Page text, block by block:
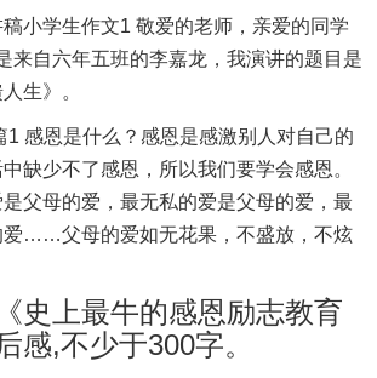
小学生作文1 敬爱的老师，亲爱的同学
来自六年五班的李嘉龙，我演讲的题目是
生》。
1 感恩是什么？感恩是感激别人对自己的
缺少不了感恩，所以我们要学会感恩。
父母的爱，最无私的爱是父母的爱，最
爱……父母的爱如无花果，不盛放，不炫
史上最牛的感恩励志教育
感,不少于300字。